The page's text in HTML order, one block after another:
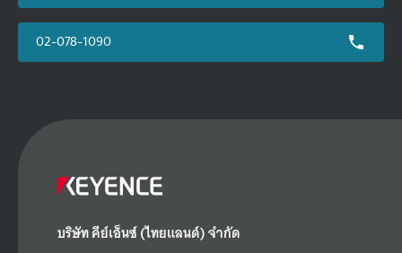
02-078-1090
บริษัท คีย์เอ็นซ์ (ไทยแลนด์) จำกัด